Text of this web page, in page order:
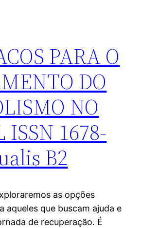
PARA O
DO
NO
ISSN 1678-
B2
as opções
aqueles que buscam ajuda e
de recuperação. É